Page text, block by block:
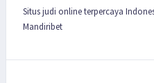
Situs judi online terpercaya
Mandiribet